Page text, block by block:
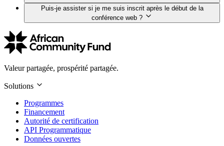
Puis-je assister si je me suis inscrit après le début de la
conférence web ?
Valeur partagée, prospérité partagée.
Solutions
Programmes
Financement
Autorité de certification
API Programmatique
Données ouvertes